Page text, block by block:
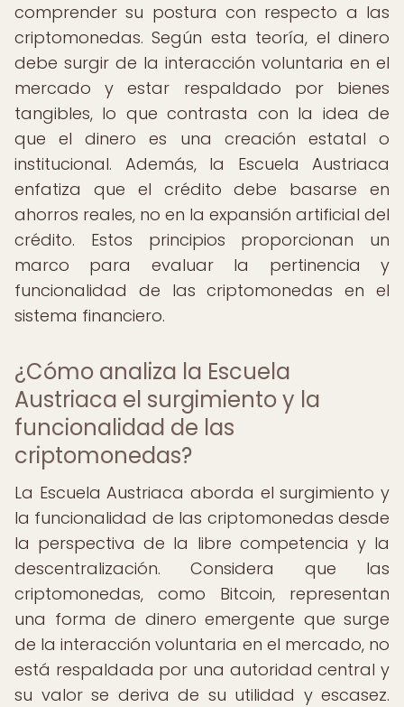
comprender su postura con respecto a las
criptomonedas. Según esta teoría, el dinero
debe surgir de la interacción voluntaria en el
mercado y estar respaldado por bienes
tangibles, lo que contrasta con la idea de
que el dinero es una creación estatal o
institucional. Además, la Escuela Austriaca
enfatiza que el crédito debe basarse en
ahorros reales, no en la expansión artificial del
crédito. Estos principios proporcionan un
marco para evaluar la pertinencia y
funcionalidad de las criptomonedas en el
sistema financiero.
¿Cómo analiza la Escuela
Austriaca el surgimiento y la
funcionalidad de las
criptomonedas?
La Escuela Austriaca aborda el surgimiento y
la funcionalidad de las criptomonedas desde
la perspectiva de la libre competencia y la
descentralización. Considera que las
criptomonedas, como Bitcoin, representan
una forma de dinero emergente que surge
de la interacción voluntaria en el mercado, no
está respaldada por una autoridad central y
su valor se deriva de su utilidad y escasez.